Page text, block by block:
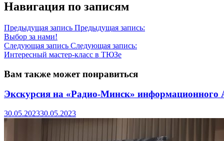
Навигация по записям
Предыдущая запись Предыдущая запись:
Выбор за нами!
Следующая запись Следующая запись:
Интересный мастер-класс в ТЮЗе
Вам также может понравиться
Экскурсия на «Радио-Минск» информационного
30.05.202330.05.2023